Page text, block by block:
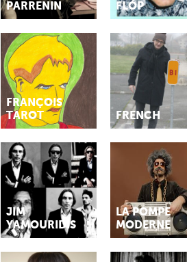
PARRENIN
FLÓP
FRANÇOIS
TAROT
FRENCH
JIM
YAMOURIDIS
LA POMPE
MODERNE